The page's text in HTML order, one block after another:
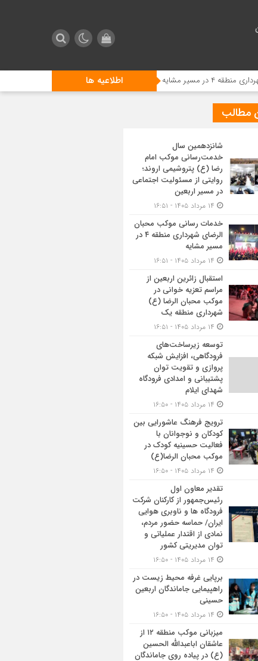
اطلاعیه ها
استقبال زائرین اربعین از مراسم تعزیه خوانی در
مطالب
شانزدهمین سال
خدمت‌رسانی موکب امام
رضا (ع) پتروشیمی اروند؛
روایتی از مسئولیت اجتماعی
در مسیر اربعین
خدمات رسانی موکب محبان
الرضای شهرداری منطقه ۴ در
مسیر مشایه
استقبال زائرین اربعین از
مراسم تعزیه خوانی در
موکب محبان الرضا (ع)
شهرداری منطقه یک
توسعه زیرساخت‌های
فرودگاهی، افزایش شبکه
پروازی و تقویت توان
پشتیبانی و امدادی فرودگاه
شهدای ایلام
ترویج فرهنگ عاشورایی بین
کودکان و نوجوانان با
فعالیت حسینیه کودک در
موکب محبان الرضا(ع)
تقدیر معاون اول
رئیس‌جمهور از کارکنان شرکت
فرودگاه ها و ناوبری هوایی
ایران/ حماسه حضور مردم،
نمادی از اقتدار عملیاتی و
توان مدیریتی کشور
برپایی غرفه محیط زیست در
راهپیمایی جاماندگان اربعین
حسینی
میزبانی موکب منطقه ۱۲ از
عاشقان اباعبدالله الحسین
(ع) در پیاده روی جاماندگان